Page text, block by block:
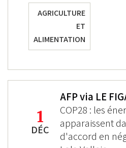
AGRICULTURE
ET
ALIMENTATION
1
DÉC
AFP via LE
COP28 : les
apparaissent
d'accord en